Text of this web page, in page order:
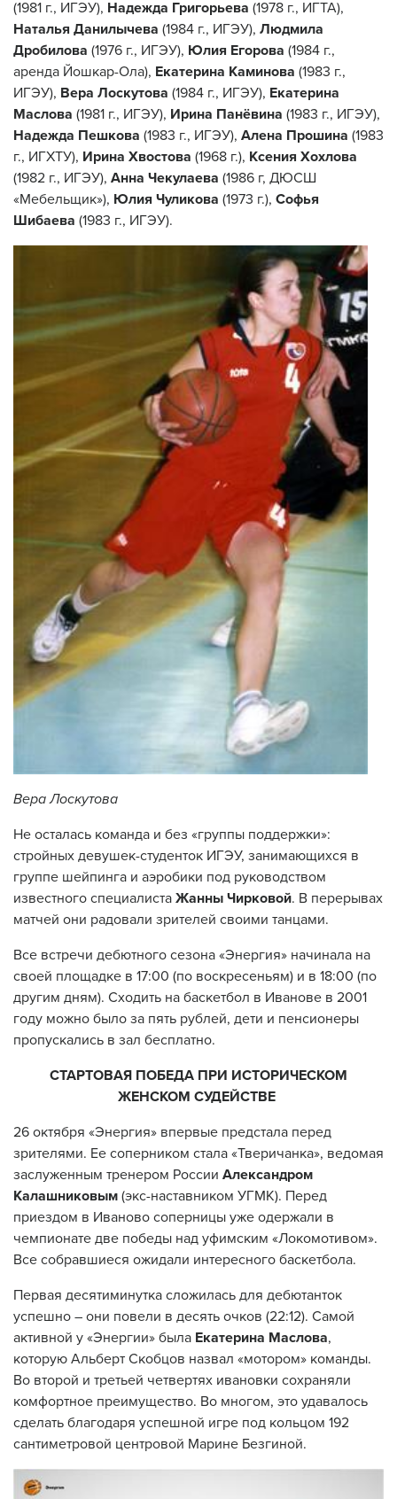
(1981 г., ИГЭУ), Надежда Григорьева (1978 г., ИГТА),
Наталья Данилычева (1984 г., ИГЭУ), Людмила
Дробилова (1976 г., ИГЭУ), Юлия Егорова (1984 г.,
аренда Йошкар-Ола), Екатерина Каминова (1983 г.,
ИГЭУ), Вера Лоскутова (1984 г., ИГЭУ), Екатерина
Маслова (1981 г., ИГЭУ), Ирина Панёвина (1983 г., ИГЭУ),
Надежда Пешкова (1983 г., ИГЭУ), Алена Прошина (1983
г., ИГХТУ), Ирина Хвостова (1968 г.), Ксения Хохлова
(1982 г., ИГЭУ), Анна Чекулаева (1986 г, ДЮСШ
«Мебельщик»), Юлия Чуликова (1973 г.), Софья
Шибаева (1983 г., ИГЭУ).
Вера Лоскутова
Не осталась команда и без «группы поддержки»:
стройных девушек-студенток ИГЭУ, занимающихся в
группе шейпинга и аэробики под руководством
известного специалиста Жанны Чирковой. В перерывах
матчей они радовали зрителей своими танцами.
Все встречи дебютного сезона «Энергия» начинала на
своей площадке в 17:00 (по воскресеньям) и в 18:00 (по
другим дням). Сходить на баскетбол в Иванове в 2001
году можно было за пять рублей, дети и пенсионеры
пропускались в зал бесплатно.
СТАРТОВАЯ ПОБЕДА ПРИ ИСТОРИЧЕСКОМ
ЖЕНСКОМ СУДЕЙСТВЕ
26 октября «Энергия» впервые предстала перед
зрителями. Ее соперником стала «Тверичанка», ведомая
заслуженным тренером России Александром
Калашниковым (экс-наставником УГМК). Перед
приездом в Иваново соперницы уже одержали в
чемпионате две победы над уфимским «Локомотивом».
Все собравшиеся ожидали интересного баскетбола.
Первая десятиминутка сложилась для дебютанток
успешно – они повели в десять очков (22:12). Самой
активной у «Энергии» была Екатерина Маслова,
которую Альберт Скобцов назвал «мотором» команды.
Во второй и третьей четвертях ивановки сохраняли
комфортное преимущество. Во многом, это удавалось
сделать благодаря успешной игре под кольцом 192
сантиметровой центровой Марине Безгиной.